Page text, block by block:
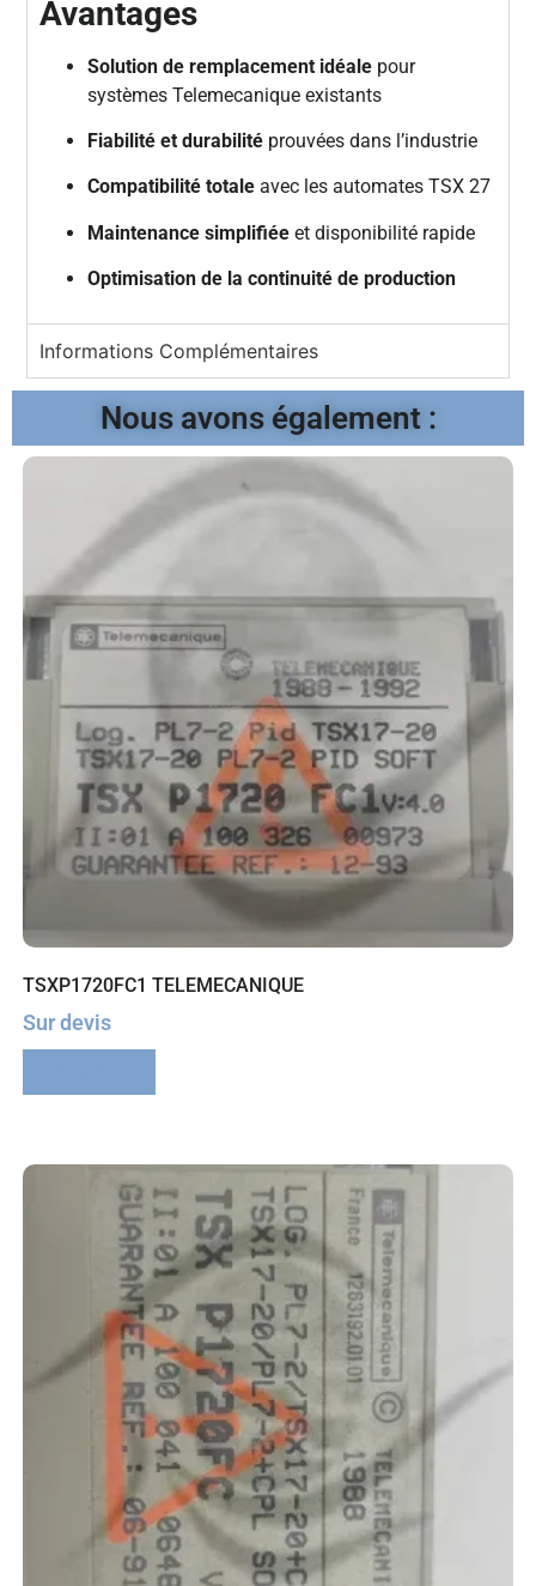
Avantages
Solution de remplacement idéale pour
systèmes Telemecanique existants
Fiabilité et durabilité prouvées dans l’industrie
Compatibilité totale avec les automates TSX 27
Maintenance simplifiée et disponibilité rapide
Optimisation de la continuité de production
Informations Complémentaires
Nous avons également :
TSXP1720FC1 TELEMECANIQUE
Sur devis